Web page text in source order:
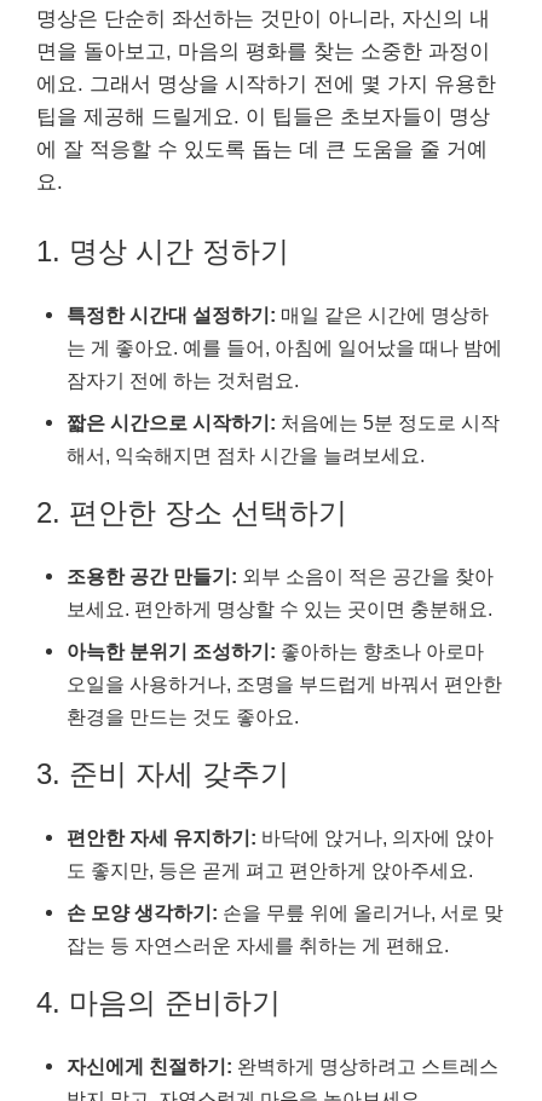
명상은 단순히 좌선하는 것만이 아니라, 자신의 내
면을 돌아보고, 마음의 평화를 찾는 소중한 과정이
에요. 그래서 명상을 시작하기 전에 몇 가지 유용한
팁을 제공해 드릴게요. 이 팁들은 초보자들이 명상
에 잘 적응할 수 있도록 돕는 데 큰 도움을 줄 거예
요.
1. 명상 시간 정하기
특정한 시간대 설정하기: 매일 같은 시간에 명상하
는 게 좋아요. 예를 들어, 아침에 일어났을 때나 밤에
잠자기 전에 하는 것처럼요.
짧은 시간으로 시작하기: 처음에는 5분 정도로 시작
해서, 익숙해지면 점차 시간을 늘려보세요.
2. 편안한 장소 선택하기
조용한 공간 만들기: 외부 소음이 적은 공간을 찾아
보세요. 편안하게 명상할 수 있는 곳이면 충분해요.
아늑한 분위기 조성하기: 좋아하는 향초나 아로마
오일을 사용하거나, 조명을 부드럽게 바꿔서 편안한
환경을 만드는 것도 좋아요.
3. 준비 자세 갖추기
편안한 자세 유지하기: 바닥에 앉거나, 의자에 앉아
도 좋지만, 등은 곧게 펴고 편안하게 앉아주세요.
손 모양 생각하기: 손을 무릎 위에 올리거나, 서로 맞
잡는 등 자연스러운 자세를 취하는 게 편해요.
4. 마음의 준비하기
자신에게 친절하기: 완벽하게 명상하려고 스트레스